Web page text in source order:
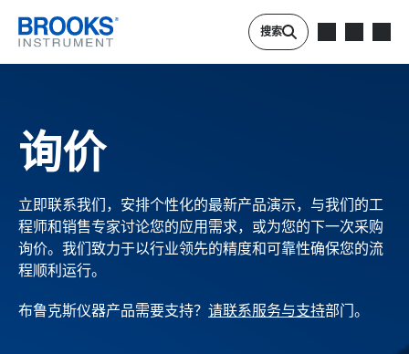
搜索
询价
立即联系我们，安排个性化的最新产品演示，与我们的工
程师和销售专家讨论您的应用需求，或为您的下一次采购
询价。我们致力于以行业领先的精度和可靠性确保您的流
程顺利运行。
布鲁克斯仪器产品需要支持？ 请联系服务与支持部门。